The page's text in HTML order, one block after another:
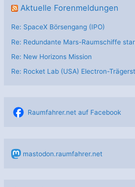
Aktuelle Forenmeldungen
Re: SpaceX Börsengang (IPO)
Re: Redundante Mars-Raumschiffe
Re: New Horizons Mission
Re: Rocket Lab (USA) Electron-
Raumfahrer.net auf Facebook
mastodon.raumfahrer.net